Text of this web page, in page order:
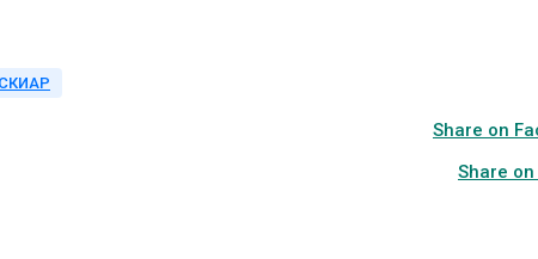
Share on
Share